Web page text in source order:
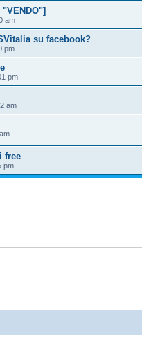
"VENDO"]
am
su facebook?
pm
pm
am
free
pm